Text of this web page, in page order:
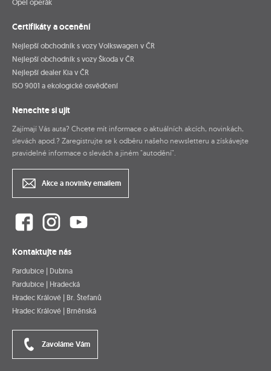
Opel operák
Certifikáty a ocenění
Nejlepší obchodník s vozy Volkswagen v ČR
Nejlepší obchodník s vozy Škoda v ČR
Nejlepší dealer Kia v ČR
ISO 9001 a ekologické osvědčení
Nenechte si ujít
Zajímají Vás auta? Chcete mít informace o aktuálních akcích, novinkách,
slevách apod.? Zaregistrujte se k odběru našeho newsletteru a získávejte
pravidelné informace o slevách a jiném "autodění".
Akce a novinky emailem
Kontaktujte nás
Pardubice | Dubina
Pardubice | Hradecká
Hradec Králové | Br. Štefanů
Hradec Králové | Brněnská
Zavoláme Vám